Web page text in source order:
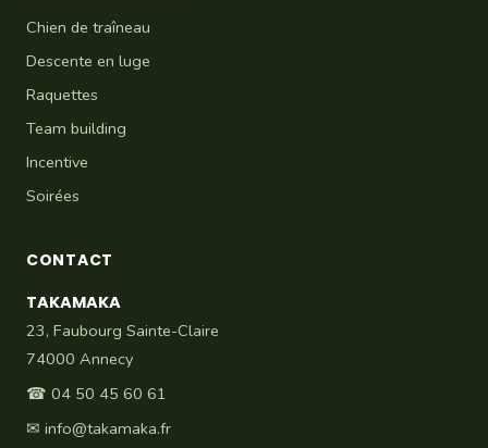
Chien de traîneau
Descente en luge
Raquettes
Team building
Incentive
Soirées
CONTACT
TAKAMAKA
23, Faubourg Sainte-Claire
74000 Annecy
☎ 04 50 45 60 61
✉ info@takamaka.fr